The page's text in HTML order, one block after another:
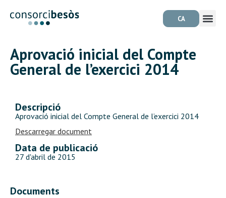
CA
Aprovació inicial del Compte
General de l’exercici 2014
Descripció
Aprovació inicial del Compte General de l’exercici 2014
Descarregar document
Data de publicació
27 d'abril de 2015
Documents